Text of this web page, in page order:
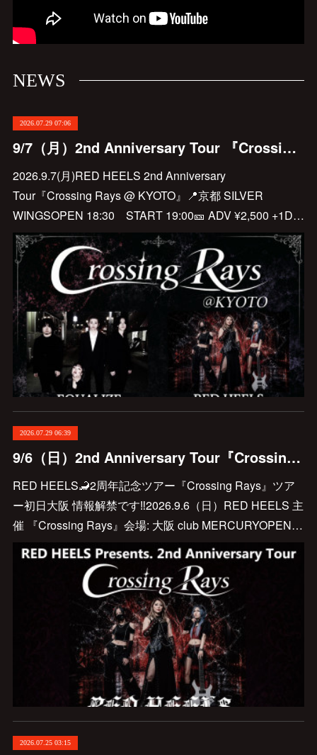
NEWS
2026.07.29 07:06
9/7（月）2nd Anniversary Tour 『Crossing Rays @ KYOTO』
2026.9.7(月)RED HEELS 2nd Anniversary
Tour『Crossing Rays @ KYOTO』📍京都 SILVER
WINGSOPEN 18:30 START 19:00🎫 ADV ¥2,500 +1D…
2026.07.29 06:39
9/6（日）2nd Anniversary Tour『Crossing Rays』 初日大阪
RED HEELS🦂2周年記念ツアー『Crossing Rays』ツア
ー初日大阪 情報解禁です‼️2026.9.6（日）RED HEELS 主
催 『Crossing Rays』会場: 大阪 club MERCURYOPEN…
2026.07.25 03:15